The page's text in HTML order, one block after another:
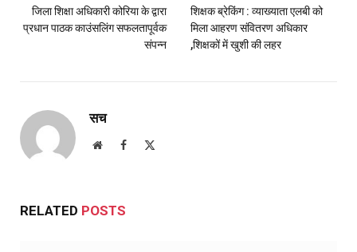
जिला शिक्षा अधिकारी कोरिया के द्वारा
प्रधान पाठक काउंसलिंग सफलतापूर्वक
संपन्न
शिक्षक ब्रेकिंग : व्याख्याता एलबी को
मिला आहरण संवितरण अधिकार
,शिक्षकों में खुशी की लहर
सच
WebsiteFacebook
RELATED POSTS